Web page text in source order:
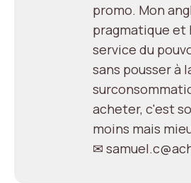
promo. Mon
pragmatique et
service du
sans pousser à
acheter, c'est
moins mais
✉